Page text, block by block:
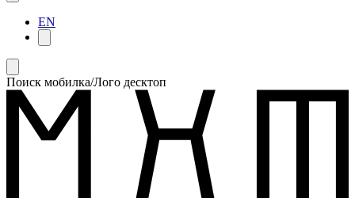
EN
Поиск мобилка/Лого десктоп